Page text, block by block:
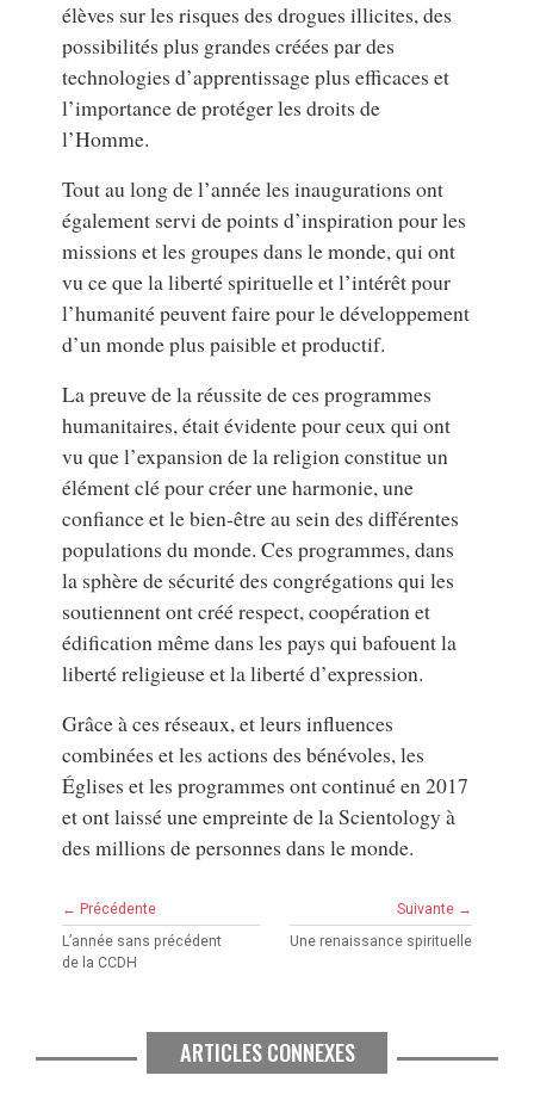
élèves sur les risques des drogues illicites, des
possibilités plus grandes créées par des
technologies d’apprentissage plus efficaces et
l’importance de protéger les droits de
l’Homme.
Tout au long de l’année les inaugurations ont
également servi de points d’inspiration pour les
missions et les groupes dans le monde, qui ont
vu ce que la liberté spirituelle et l’intérêt pour
l’humanité peuvent faire pour le développement
d’un monde plus paisible et productif.
La preuve de la réussite de ces programmes
humanitaires, était évidente pour ceux qui ont
vu que l’expansion de la religion constitue un
élément clé pour créer une harmonie, une
confiance et le bien-être au sein des différentes
populations du monde. Ces programmes, dans
la sphère de sécurité des congrégations qui les
soutiennent ont créé respect, coopération et
édification même dans les pays qui bafouent la
liberté religieuse et la liberté d’expression.
Grâce à ces réseaux, et leurs influences
combinées et les actions des bénévoles, les
Églises et les programmes ont continué en 2017
et ont laissé une empreinte de la Scientology à
des millions de personnes dans le monde.
← Précédente
L’année sans précédent
de la CCDH
Suivante →
Une renaissance spirituelle
ARTICLES CONNEXES